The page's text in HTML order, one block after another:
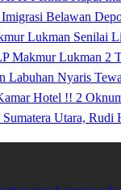
Belawan
Lukman Senilai
Makmur Lukman 2
Labuhan Nyaris
Hotel !! 2
Utara,